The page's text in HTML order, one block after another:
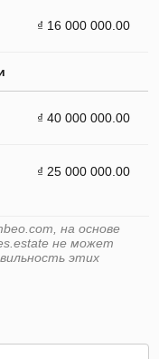
₫ 16 000 000.00
₫ 40 000 000.00
₫ 25 000 000.00
на основе
не может
этих